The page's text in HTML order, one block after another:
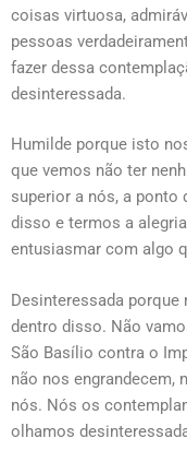
coisas virtuosa,
pessoas
fazer dessa
desinteressada.
Humilde porque isto
que vemos não ter
superior a nós, a ponto
disso e termos a
entusiasmar com algo
Desinteressada porque
dentro disso. Não
São Basílio contra o
não nos engrandecem,
nós. Nós os
olhamos